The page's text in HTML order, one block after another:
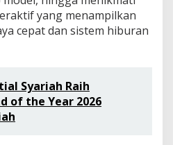
yang menampilkan
cepat dan sistem hiburan
Syariah Raih
of the Year 2026